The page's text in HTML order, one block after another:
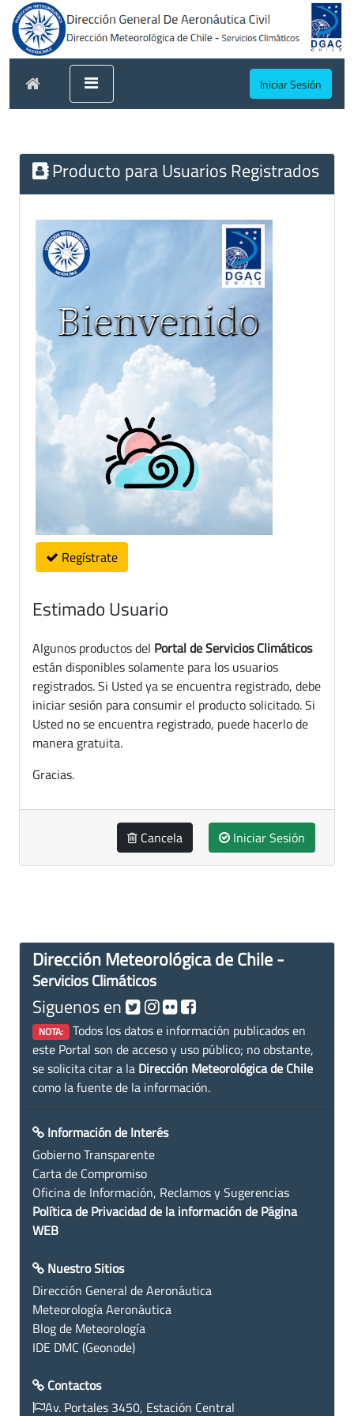
Iniciar Sesión
Producto para Usuarios Registrados
Regístrate
Estimado Usuario
Algunos productos del Portal de Servicios Climáticos
están disponibles solamente para los usuarios
registrados. Si Usted ya se encuentra registrado, debe
iniciar sesión para consumir el producto solicitado. Si
Usted no se encuentra registrado, puede hacerlo de
manera gratuita.
Gracias.
Cancela Iniciar Sesión
Dirección Meteorológica de Chile -
Servicios Climáticos
Siguenos en
NOTA: Todos los datos e información publicados en
este Portal son de acceso y uso público; no obstante,
se solicita citar a la Dirección Meteorológica de Chile
como la fuente de la información.
Información de Interés
Gobierno Transparente
Carta de Compromiso
Oficina de Información, Reclamos y Sugerencias
Política de Privacidad de la información de Página
WEB
Nuestro Sitios
Dirección General de Aeronáutica
Meteorología Aeronáutica
Blog de Meteorología
IDE DMC (Geonode)
Contactos
Av. Portales 3450, Estación Central